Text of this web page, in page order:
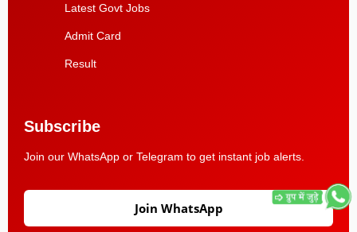
Latest Govt Jobs
Admit Card
Result
Subscribe
Join our WhatsApp or Telegram to get instant job alerts.
Join WhatsApp